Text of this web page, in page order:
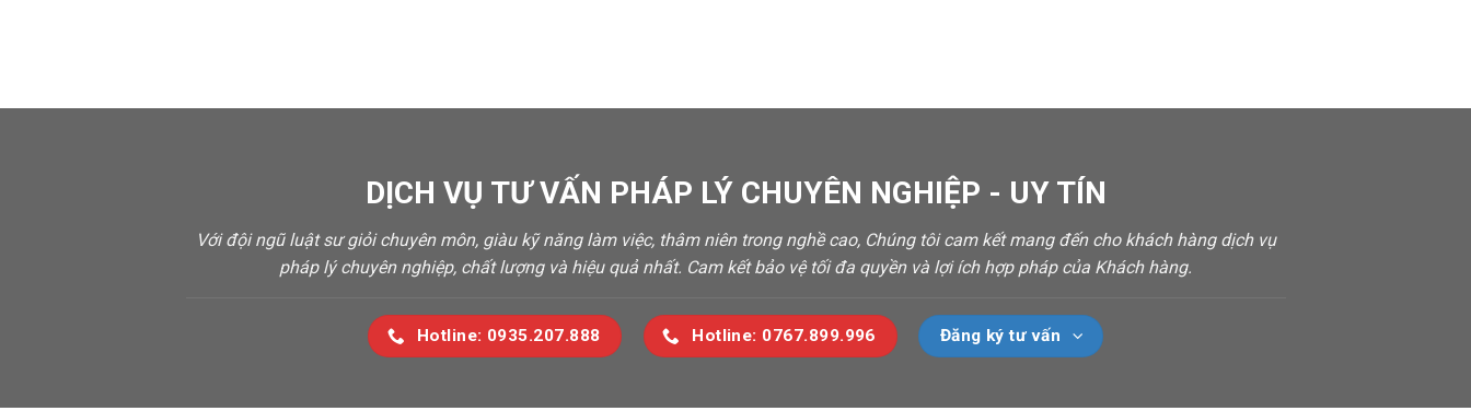
DỊCH VỤ TƯ VẤN PHÁP LÝ CHUYÊN NGHIỆP - UY TÍN
Với đội ngũ luật sư giỏi chuyên môn, giàu kỹ năng làm việc, thâm niên trong nghề cao, Chúng tôi cam kết mang đến cho khách hàng dịch vụ
pháp lý chuyên nghiệp, chất lượng và hiệu quả nhất. Cam kết bảo vệ tối đa quyền và lợi ích hợp pháp của Khách hàng.
Hotline: 0935.207.888 Hotline: 0767.899.996 Đăng ký tư vấn